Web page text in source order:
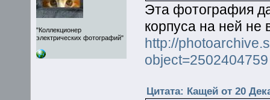
"Коллекционер
электрических фотографий"
Эта фотография
корпуса на ней
http://
object=2502404759
Цитата: Кащей от 20